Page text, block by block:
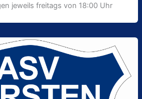
jeweils freitags von 18:00 Uhr